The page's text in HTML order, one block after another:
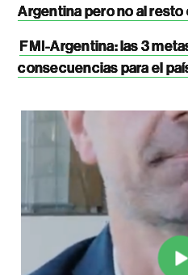
Argentina pero no al resto
FMI-Argentina: las 3
consecuencias para el